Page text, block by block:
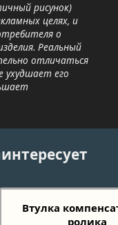
рисунок)
целях, и
о
Реальный
отличаться
ухудшает его
Втулка
ролика